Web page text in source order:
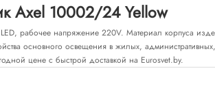
Axel 10002/24 Yellow
рабочее напряжение 220V. Материал корпуса
основного освещения в жилых,
цене с быстрой доставкой на Eurosvet.by.